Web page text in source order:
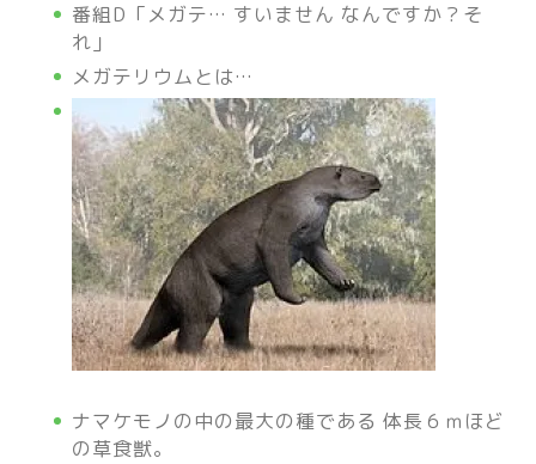
番組D「メガテ… すいません なんですか？そ
れ」
メガテリウムとは…
ナマケモノの中の最大の種である 体長６ｍほど
の草食獣。